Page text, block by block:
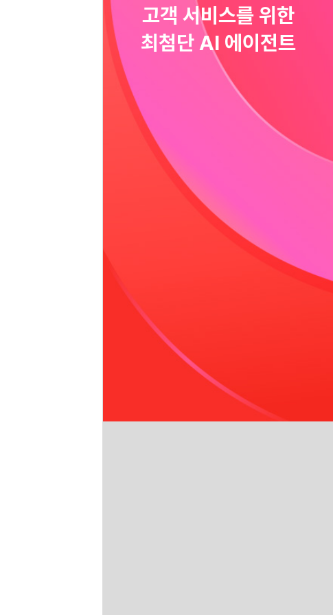
고객 서비스를 위한
최첨단 AI 에이전트